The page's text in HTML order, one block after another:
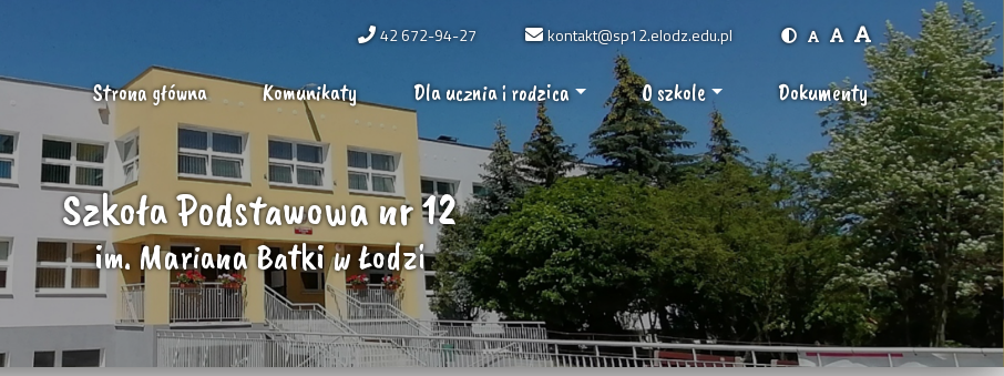
42 672-94-27 kontakt@sp12.elodz.edu.pl
Strona główna Komunikaty Dla ucznia i rodzica O szkole Dokumenty
Szkoła Podstawowa nr 12
im. Mariana Batki w Łodzi